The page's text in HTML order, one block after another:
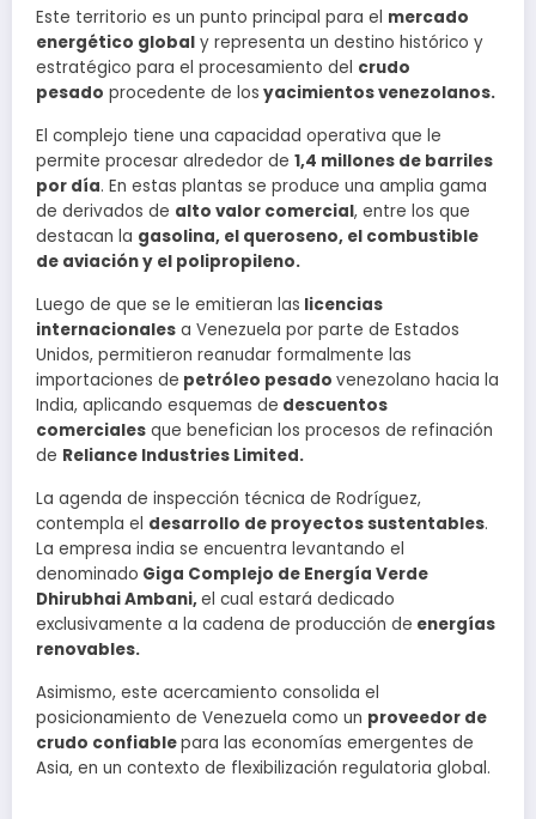
Este territorio es un punto principal para el mercado
energético global y representa un destino histórico y
estratégico para el procesamiento del crudo
pesado procedente de los yacimientos venezolanos.
El complejo tiene una capacidad operativa que le
permite procesar alrededor de 1,4 millones de barriles
por día. En estas plantas se produce una amplia gama
de derivados de alto valor comercial, entre los que
destacan la gasolina, el queroseno, el combustible
de aviación y el polipropileno.
Luego de que se le emitieran las licencias
internacionales a Venezuela por parte de Estados
Unidos, permitieron reanudar formalmente las
importaciones de petróleo pesado venezolano hacia la
India, aplicando esquemas de descuentos
comerciales que benefician los procesos de refinación
de Reliance Industries Limited.
La agenda de inspección técnica de Rodríguez,
contempla el desarrollo de proyectos sustentables.
La empresa india se encuentra levantando el
denominado Giga Complejo de Energía Verde
Dhirubhai Ambani,el cual estará dedicado
exclusivamente a la cadena de producción de energías
renovables.
Asimismo, este acercamiento consolida el
posicionamiento de Venezuela como un proveedor de
crudo confiablepara las economías emergentes de
Asia, en un contexto de flexibilización regulatoria global.